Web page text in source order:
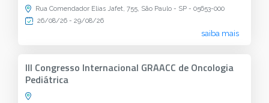
Rua Comendador Elias Jafet, 755, São Paulo - SP - 05653-000
26/08/26 - 29/08/26
saiba mais
III Congresso Internacional GRAACC de Oncologia
Pediátrica